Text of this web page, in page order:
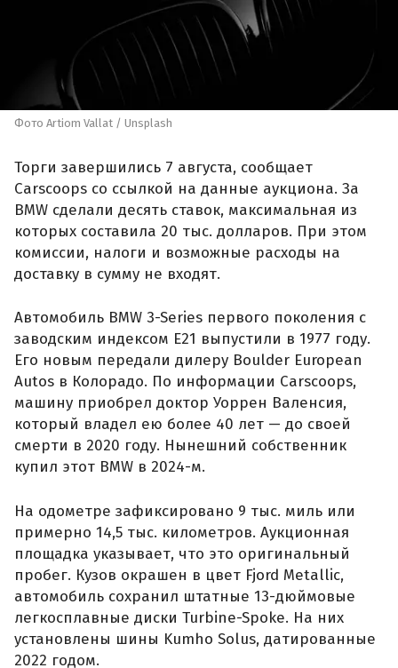
Фото Artiom Vallat / Unsplash
Торги завершились 7 августа, сообщает
Carscoops со ссылкой на данные аукциона. За
BMW сделали десять ставок, максимальная из
которых составила 20 тыс. долларов. При этом
комиссии, налоги и возможные расходы на
доставку в сумму не входят.
Автомобиль BMW 3-Series первого поколения с
заводским индексом E21 выпустили в 1977 году.
Его новым передали дилеру Boulder European
Autos в Колорадо. По информации Carscoops,
машину приобрел доктор Уоррен Валенсия,
который владел ею более 40 лет — до своей
смерти в 2020 году. Нынешний собственник
купил этот BMW в 2024-м.
На одометре зафиксировано 9 тыс. миль или
примерно 14,5 тыс. километров. Аукционная
площадка указывает, что это оригинальный
пробег. Кузов окрашен в цвет Fjord Metallic,
автомобиль сохранил штатные 13-дюймовые
легкосплавные диски Turbine-Spoke. На них
установлены шины Kumho Solus, датированные
2022 годом.